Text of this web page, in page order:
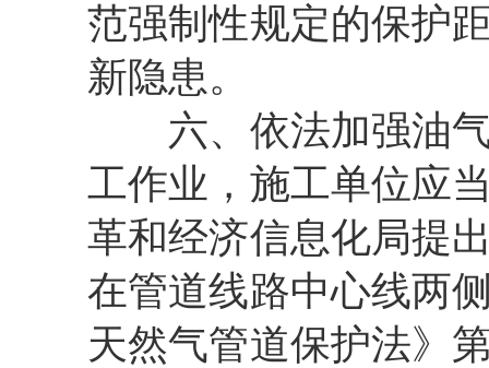
范强制性规定的保护
新隐患。
六、依法加强油气
工作业，施工单位应
革和经济信息化局提
在管道线路中心线两
天然气管道保护法》